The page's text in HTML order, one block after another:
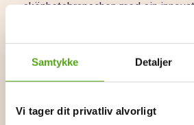
Samtykke Detaljer
Vi tager dit privatliv alvorligt
skönhetsbranschen med sin
Varumärket grundades av en
York. Clinique introducerade
trestegsbehandling som
produkter som är utvecklade av